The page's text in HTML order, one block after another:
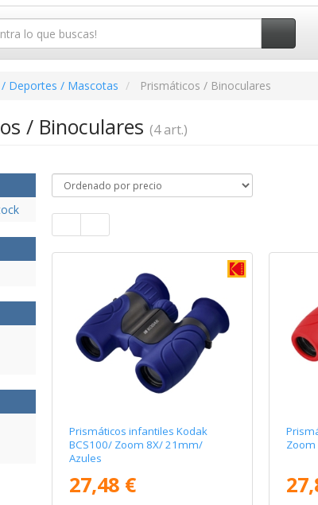
Deportes / Mascotas Prismáticos / Binoculares
/ Binoculares (4 art.)
Prismáticos infantiles Kodak
BCS100/ Zoom 8X/ 21mm/
Azules
27,48 €